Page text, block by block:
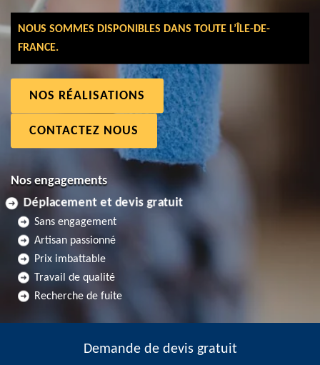
NOUS SOMMES DISPONIBLES DANS TOUTE L’ÎLE-DE-
FRANCE.
NOS RÉALISATIONS
CONTACTEZ NOUS
Nos engagements
Déplacement et devis gratuit
Sans engagement
Artisan passionné
Prix imbattable
Travail de qualité
Recherche de fuite
Demande de devis gratuit